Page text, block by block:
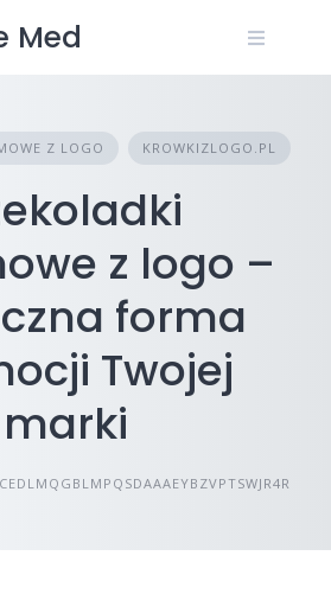
Med
Z LOGO KROWKIZLOGO.PL
z logo –
forma
Twojej
marki